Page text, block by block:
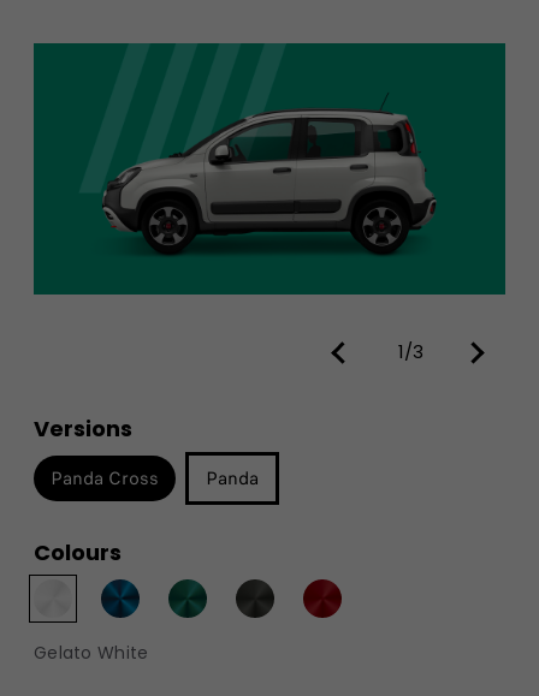
1/3
Versions
Panda Cross Panda
Colours
Gelato White